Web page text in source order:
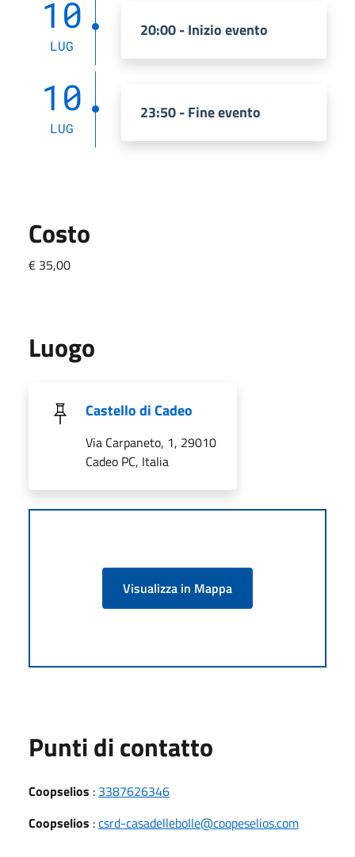
10
LUG
20:00 - Inizio evento
10
LUG
23:50 - Fine evento
Costo
€ 35,00
Luogo
Castello di Cadeo
Via Carpaneto, 1, 29010
Cadeo PC, Italia
Visualizza in Mappa
Punti di contatto
Coopselios : 3387626346
Coopselios :csrd-casadellebolle@coopeselios.com